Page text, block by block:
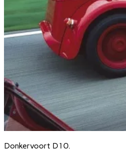
Donkervoort D10.